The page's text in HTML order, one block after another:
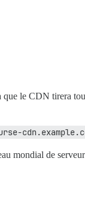
que le CDN tirera
mondial de